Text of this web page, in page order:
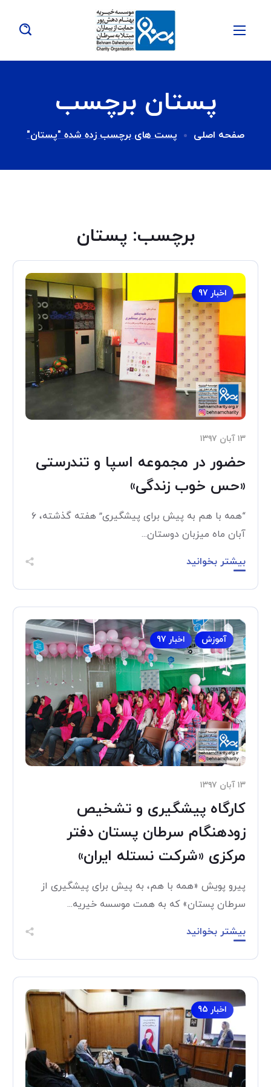
پستان برچسب
صفحه اصلی پست های برچسب زده شده "پستان"
برچسب:پستان
اخبار 97
۱۳ آبان ۱۳۹۷
حضور در مجموعه اسپا و تندرستی
«حس خوب زندگی»
“همه با هم به پیش برای پیشگیری” هفته گذشته، ۶
آبان ماه میزبان دوستان...
بیشتر بخوانید
آموزش اخبار 97
۱۳ آبان ۱۳۹۷
کارگاه پیشگیری و تشخیص
زودهنگام سرطان پستان دفتر
مرکزی «شرکت نستله ایران»
پیرو پویش «همه با هم، به پیش برای پیشگیری از
سرطان پستان» که به همت موسسه خیریه...
بیشتر بخوانید
اخبار 95